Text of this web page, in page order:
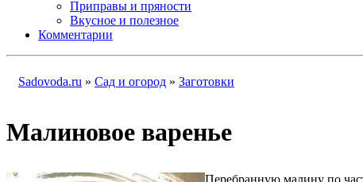
Приправы и пряности
Вкусное и полезное
Комментарии
Sadovoda.ru » Сад и огород » Заготовки
Малиновое варенье
Перебранную малину по